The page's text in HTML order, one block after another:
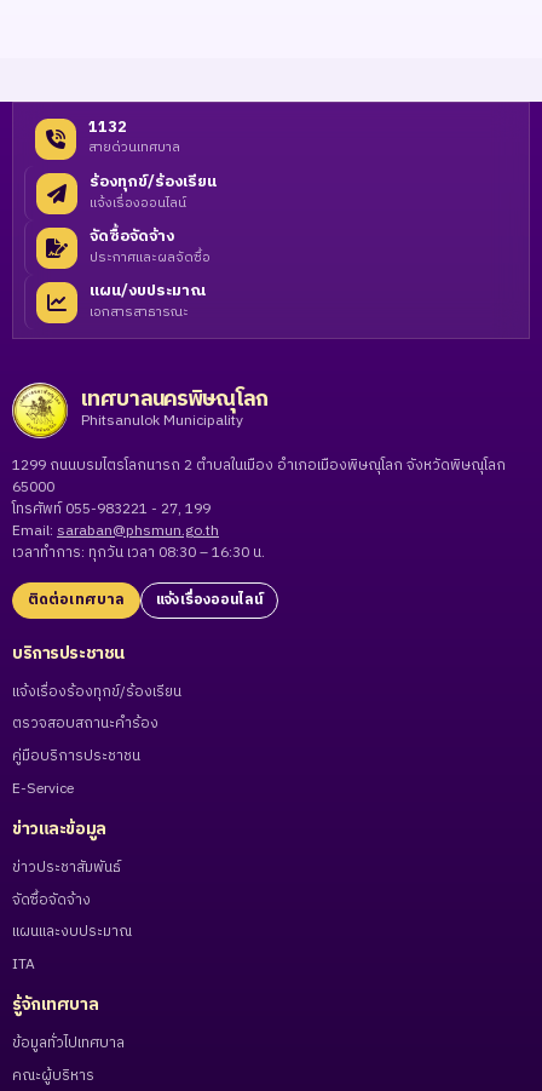
1132
สายด่วนเทศบาล
ร้องทุกข์/ร้องเรียน
แจ้งเรื่องออนไลน์
จัดซื้อจัดจ้าง
ประกาศและผลจัดซื้อ
แผน/งบประมาณ
เอกสารสาธารณะ
เทศบาลนครพิษณุโลก
Phitsanulok Municipality
1299 ถนนบรมไตรโลกนารถ 2 ตำบลในเมือง อำเภอเมืองพิษณุโลก จังหวัดพิษณุโลก
65000
โทรศัพท์ 055-983221 - 27, 199
Email: saraban@phsmun.go.th
เวลาทำการ: ทุกวัน เวลา 08:30 – 16:30 น.
ติดต่อเทศบาล แจ้งเรื่องออนไลน์
บริการประชาชน
แจ้งเรื่องร้องทุกข์/ร้องเรียน
ตรวจสอบสถานะคำร้อง
คู่มือบริการประชาชน
E-Service
ข่าวและข้อมูล
ข่าวประชาสัมพันธ์
จัดซื้อจัดจ้าง
แผนและงบประมาณ
ITA
รู้จักเทศบาล
ข้อมูลทั่วไปเทศบาล
คณะผู้บริหาร